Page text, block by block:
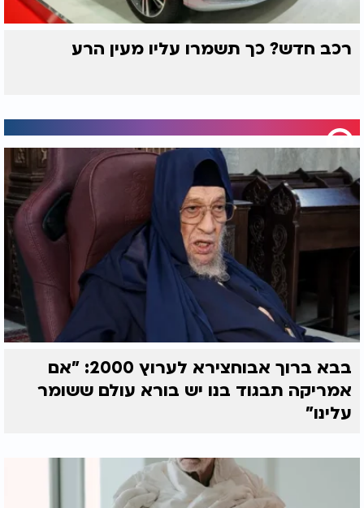
רכב חדש? כך תשמרו עליו מעין הרע
בבא ברוך אבוחצירא לערוץ 2000: "אם
אמריקה תבגוד בנו יש בורא עולם ששומר
עלינו"